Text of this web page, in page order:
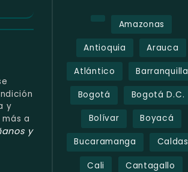
y
a
y
Amazonas
Antioquia Arauca
Atlántico Barranquilla
Bogotá Bogotá D.C.
Bolívar Boyacá
Bucaramanga Caldas
Cali Cantagallo